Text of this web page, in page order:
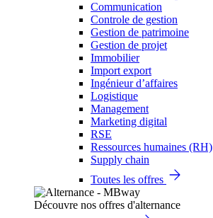
Communication
Controle de gestion
Gestion de patrimoine
Gestion de projet
Immobilier
Import export
Ingénieur d’affaires
Logistique
Management
Marketing digital
RSE
Ressources humaines (RH)
Supply chain
Toutes les offres
Découvre nos offres d'alternance